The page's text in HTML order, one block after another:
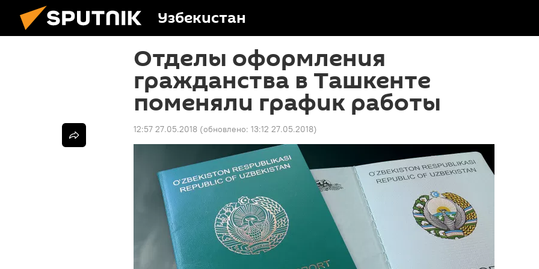
Узбекистан
Отделы оформления
гражданства в Ташкенте
поменяли график работы
12:57 27.05.2018 (обновлено: 13:12 27.05.2018)